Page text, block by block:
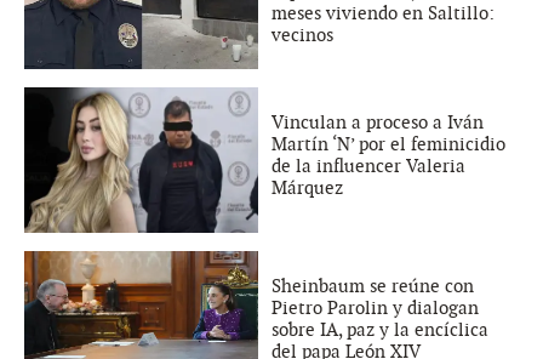
meses viviendo en Saltillo:
vecinos
Vinculan a proceso a Iván
Martín ‘N’ por el feminicidio
de la influencer Valeria
Márquez
Sheinbaum se reúne con
Pietro Parolin y dialogan
sobre IA, paz y la encíclica
del papa León XIV